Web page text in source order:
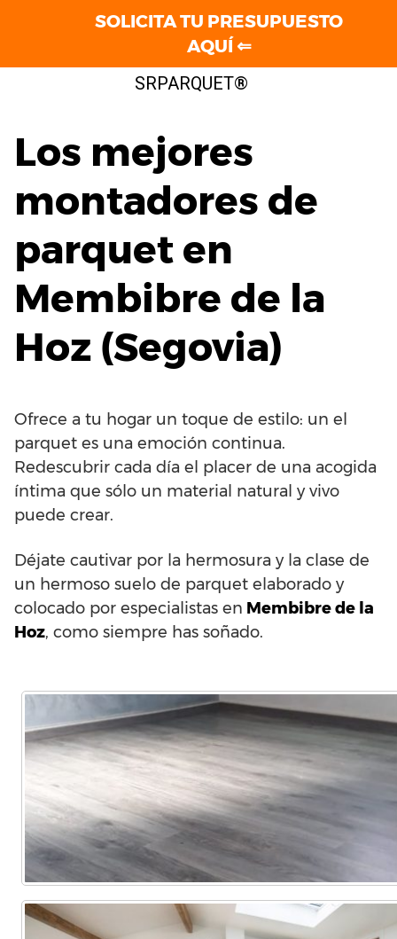
SRPARQUET®
Los mejores
montadores de
parquet en
Membibre de la
Hoz (Segovia)
Ofrece a tu hogar un toque de estilo: un el
parquet es una emoción continua.
Redescubrir cada día el placer de una acogida
íntima que sólo un material natural y vivo
puede crear.
Déjate cautivar por la hermosura y la clase de
un hermoso suelo de parquet elaborado y
colocado por especialistas en Membibre de la
Hoz, como siempre has soñado.
SOLICITA TU PRESUPUESTO
AQUÍ ⇐